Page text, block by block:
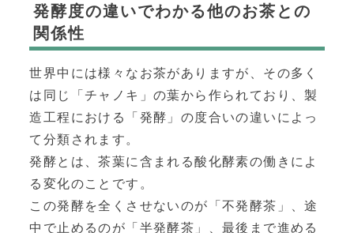
発酵度の違いでわかる他のお茶との
関係性
世界中には様々なお茶がありますが、その多く
は同じ「チャノキ」の葉から作られており、製
造工程における「発酵」の度合いの違いによっ
て分類されます。
発酵とは、茶葉に含まれる酸化酵素の働きによ
る変化のことです。
この発酵を全くさせないのが「不発酵茶」、途
中で止めるのが「半発酵茶」、最後まで進める